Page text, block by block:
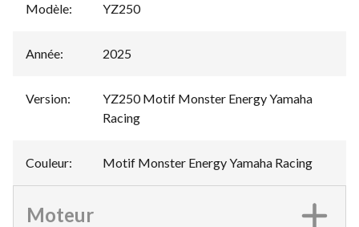
Modèle: YZ250
Année: 2025
Version:
YZ250 Motif Monster Energy Yamaha
Racing
Couleur: Motif Monster Energy Yamaha Racing
Moteur